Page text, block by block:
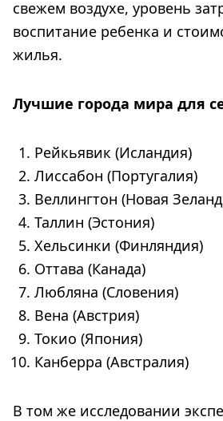
свежем воздухе, уровень
воспитание ребенка и
жилья.
Лучшие города мира для
Рейкьявик (Исландия)
Лиссабон (Португалия)
Веллингтон (Новая
Таллин (Эстония)
Хельсинки (Финляндия)
Оттава (Канада)
Любляна (Словения)
Вена (Австрия)
Токио (Япония)
Канберра (Австралия)
В том же исследовании